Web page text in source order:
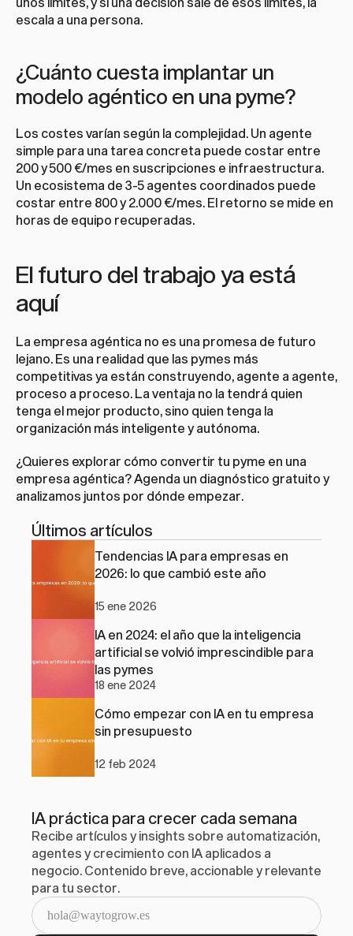
escala a una persona.
¿Cuánto cuesta implantar un
modelo agéntico en una pyme?
Los costes varían según la complejidad. Un agente
simple para una tarea concreta puede costar entre
200 y 500 €/mes en suscripciones e infraestructura.
Un ecosistema de 3-5 agentes coordinados puede
costar entre 800 y 2.000 €/mes. El retorno se mide en
horas de equipo recuperadas.
El futuro del trabajo ya está
aquí
La empresa agéntica no es una promesa de futuro
lejano. Es una realidad que las pymes más
competitivas ya están construyendo, agente a agente,
proceso a proceso. La ventaja no la tendrá quien
tenga el mejor producto, sino quien tenga la
organización más inteligente y autónoma.
¿Quieres explorar cómo convertir tu pyme en una
empresa agéntica? Agenda un diagnóstico gratuito y
analizamos juntos por dónde empezar.
Últimos artículos
Tendencias IA para empresas en
2026: lo que cambió este año
15 ene 2026
IA en 2024: el año que la inteligencia
artificial se volvió imprescindible para
las pymes
18 ene 2024
Cómo empezar con IA en tu empresa
sin presupuesto
12 feb 2024
IA práctica para crecer cada semana
Recibe artículos y insights sobre automatización,
agentes y crecimiento con IA aplicados a
negocio. Contenido breve, accionable y relevante
para tu sector.